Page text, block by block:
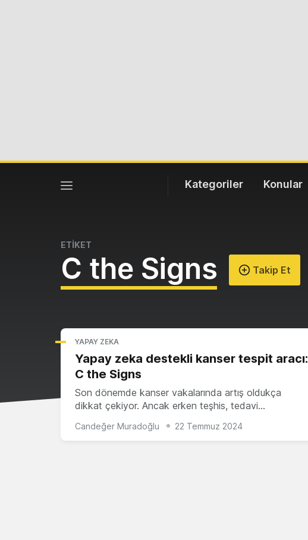
Kategoriler Konular
ETİKET
C the Signs Takip Et
YAPAY ZEKA
Yapay zeka destekli kanser tespit aracı:
C the Signs
Son dönemde kanser vakalarında artış oldukça
dikkat çekiyor. Ancak erken teşhis, tedavi…
Candeğer Muradoğlu 22 Temmuz 2024